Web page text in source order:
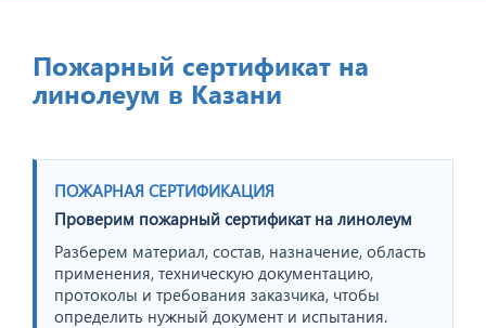
Пожарный сертификат на
линолеум в Казани
ПОЖАРНАЯ СЕРТИФИКАЦИЯ
Проверим пожарный сертификат на линолеум
Разберем материал, состав, назначение, область
применения, техническую документацию,
протоколы и требования заказчика, чтобы
определить нужный документ и испытания.